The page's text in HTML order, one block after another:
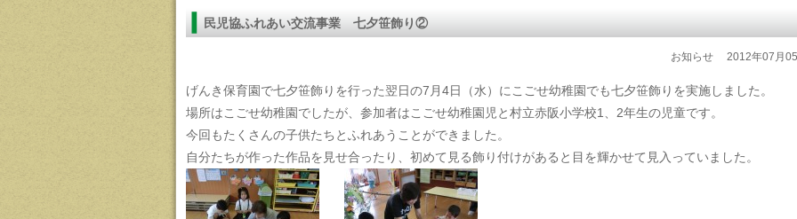
民児協ふれあい交流事業 七夕笹飾り②
2012年07月
お知らせ
げんき保育園で七夕笹飾りを行った翌日の7月4日（水）にこごせ幼稚園でも七夕笹飾りを実施しました。
場所はこごせ幼稚園でしたが、参加者はこごせ幼稚園児と村立赤阪小学校1、2年生の児童です。
今回もたくさんの子供たちとふれあうことができました。
自分たちが作った作品を見せ合ったり、初めて見る飾り付けがあると目を輝かせて見入っていました。